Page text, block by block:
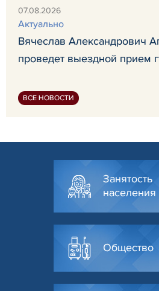
07.08.2026
Актуально
Вячеслав Александрович
проведет выездной прием
ВСЕ НОВОСТИ
Занятость
населения
Общество